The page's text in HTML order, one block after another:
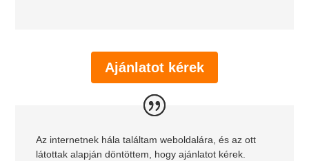
Ajánlatot kérek
Az internetnek hála találtam weboldalára, és az ott
látottak alapján döntöttem, hogy ajánlatot kérek.